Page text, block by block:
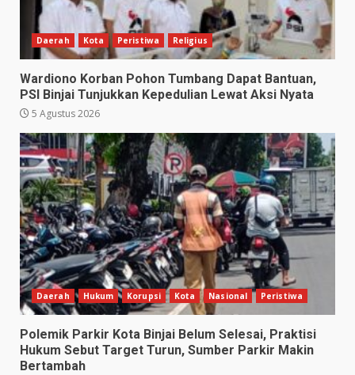
Daerah Kota Peristiwa Religius
Wardiono Korban Pohon Tumbang Dapat Bantuan,
PSI Binjai Tunjukkan Kepedulian Lewat Aksi Nyata
5 Agustus 2026
Daerah Hukum Korupsi Kota Nasional Peristiwa
Polemik Parkir Kota Binjai Belum Selesai, Praktisi
Hukum Sebut Target Turun, Sumber Parkir Makin
Bertambah